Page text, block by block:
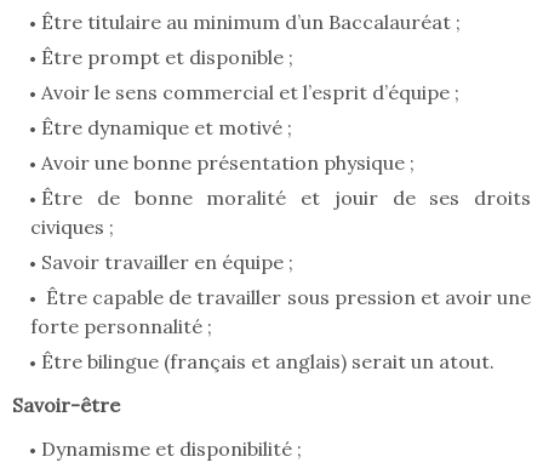
Être titulaire au minimum d’un Baccalauréat ;
Être prompt et disponible ;
Avoir le sens commercial et l’esprit d’équipe ;
Être dynamique et motivé ;
Avoir une bonne présentation physique ;
Être de bonne moralité et jouir de ses droits
civiques ;
Savoir travailler en équipe ;
Être capable de travailler sous pression et avoir une
forte personnalité ;
Être bilingue (français et anglais) serait un atout.
Savoir-être
Dynamisme et disponibilité ;